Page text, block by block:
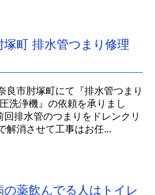
町 排水管つまり修理
良市肘塚町にて『排水管つまり
洗浄機』の依頼を承りまし
排水管のつまりをドレンクリ
解消させて工事はお任...
薬飲んでる人はトイレ